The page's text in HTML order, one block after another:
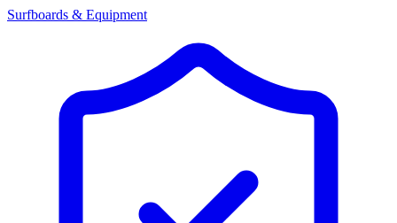
Surfboards & Equipment